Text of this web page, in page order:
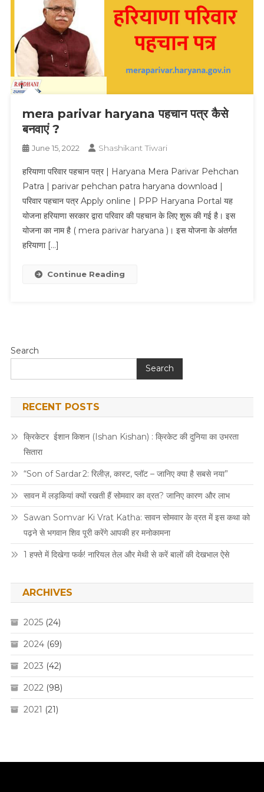
mera parivar haryana पहचान पत्र कैसे
बनवाएं ?
June 15, 2022 Shashikant Tiwari
हरियाणा परिवार पहचान पत्र | Haryana Mera Parivar Pehchan
Patra | parivar pehchan patra haryana download |
परिवार पहचान पत्र Apply online | PPP Haryana Portal यह
योजना हरियाणा सरकार द्वारा परिवार की पहचान के लिए शुरू की गई है। इस
योजना का नाम है ( mera parivar haryana )। इस योजना के अंतर्गत
हरियाणा […]
Continue Reading
Search
Search
RECENT POSTS
क्रिकेटर ईशान किशन (Ishan Kishan) : क्रिकेट की दुनिया का उभरता
सितारा
“Son of Sardar 2: रिलीज़, कास्ट, प्लॉट – जानिए क्या है सबसे नया”
सावन में लड़कियां क्यों रखती हैं सोमवार का व्रत? जानिए कारण और लाभ
Sawan Somvar Ki Vrat Katha: सावन सोमवार के व्रत में इस कथा को
पढ़ने से भगवान शिव पूरी करेंगे आपकी हर मनोकामना
1 हफ्ते में दिखेगा फर्क! नारियल तेल और मेथी से करें बालों की देखभाल ऐसे
ARCHIVES
2025(24)
2024(69)
2023 (42)
2022(98)
2021 (21)